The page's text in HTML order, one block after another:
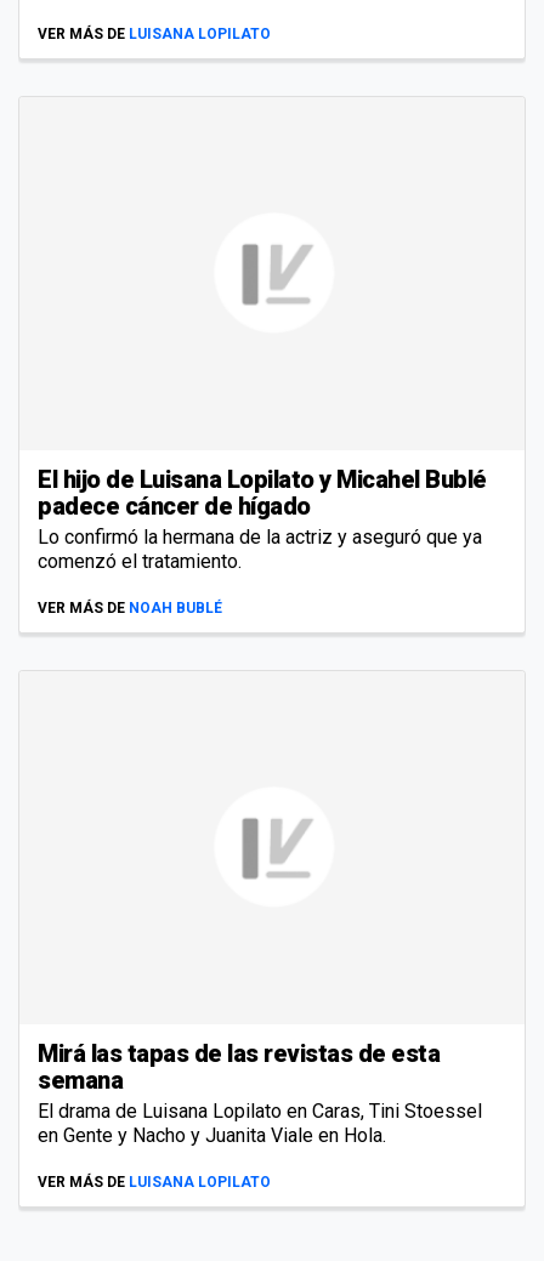
VER MÁS DE LUISANA LOPILATO
El hijo de Luisana Lopilato y Micahel Bublé
padece cáncer de hígado
Lo confirmó la hermana de la actriz y aseguró que ya
comenzó el tratamiento.
VER MÁS DE NOAH BUBLÉ
Mirá las tapas de las revistas de esta
semana
El drama de Luisana Lopilato en Caras, Tini Stoessel
en Gente y Nacho y Juanita Viale en Hola.
VER MÁS DE LUISANA LOPILATO